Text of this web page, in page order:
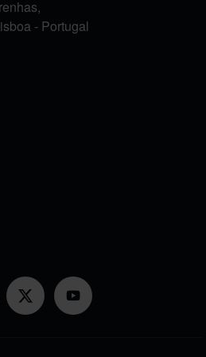
- Portugal